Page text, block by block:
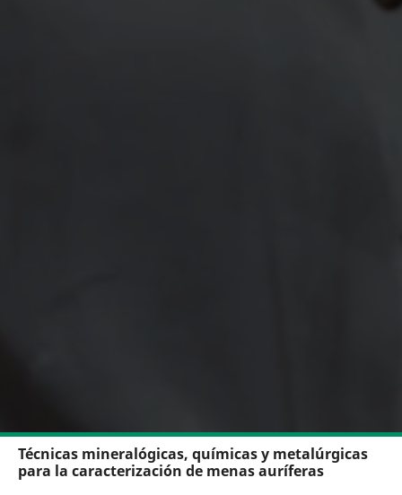
Técnicas mineralógicas, químicas y metalúrgicas
para la caracterización de menas auríferas